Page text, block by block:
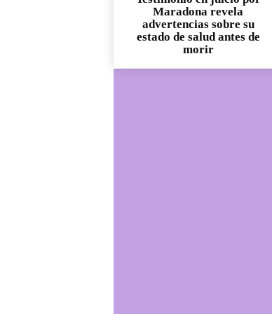
Maradona revela
advertencias sobre su
estado de salud antes de
morir